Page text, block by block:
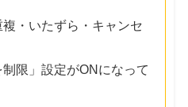
複・いたずら・キャンセ
限」設定がONになって